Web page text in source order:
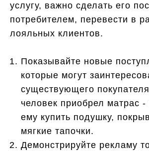
услугу, важно сделать его
потребителем, перевести в
лояльных клиентов.
Показывайте новые
которые могут
существующего
человек приобрел матрас
ему купить подушку,
мягкие тапочки.
Демонстрируйте рекламу